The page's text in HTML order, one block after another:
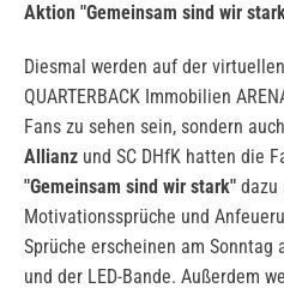
Aktion "Gemeinsam sind wir
Diesmal werden auf der
QUARTERBACK Immobilien
Fans zu sehen sein, sondern
Allianz und SC DHfK hatten die
"Gemeinsam sind wir stark" dazu
Motivationssprüche und
Sprüche erscheinen am
und der LED-Bande. Außerdem